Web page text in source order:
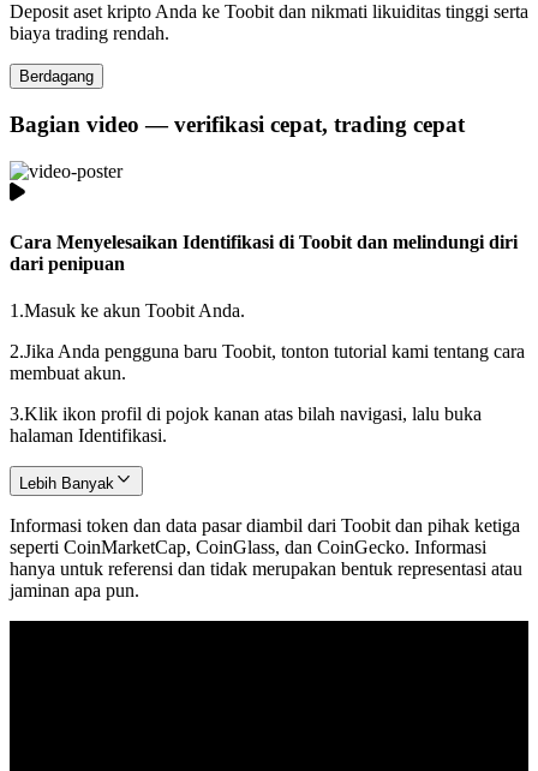
Deposit aset kripto Anda ke Toobit dan nikmati likuiditas tinggi serta
biaya trading rendah.
Berdagang
Bagian video — verifikasi cepat, trading cepat
Cara Menyelesaikan Identifikasi di Toobit dan melindungi diri
dari penipuan
1.Masuk ke akun Toobit Anda.
2.Jika Anda pengguna baru Toobit, tonton tutorial kami tentang cara
membuat akun.
3.Klik ikon profil di pojok kanan atas bilah navigasi, lalu buka
halaman Identifikasi.
Lebih Banyak
Informasi token dan data pasar diambil dari Toobit dan pihak ketiga
seperti CoinMarketCap, CoinGlass, dan CoinGecko. Informasi
hanya untuk referensi dan tidak merupakan bentuk representasi atau
jaminan apa pun.